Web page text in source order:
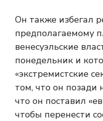
Он также избегал
предполагаемому
венесуэльские
понедельник и
«экстремистские
том, что он позади
что он поставил
чтобы перенести